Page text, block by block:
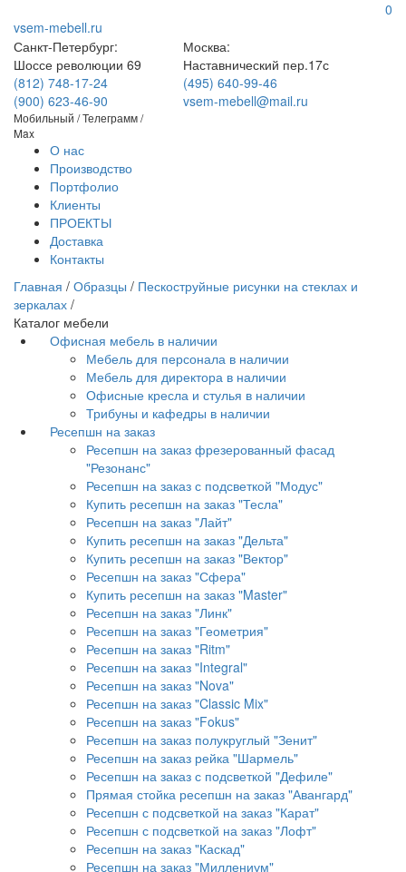
0
vsem-mebell.ru
Санкт-Петербург:
Шоссе революции 69
(812) 748-17-24
(900) 623-46-90
Мобильный / Телеграмм /
Max
Москва:
Наставнический пер.17с
(495) 640-99-46
vsem-mebell@mail.ru
О нас
Производство
Портфолио
Клиенты
ПРОЕКТЫ
Доставка
Контакты
Главная / Образцы / Пескоструйные рисунки на стеклах и
зеркалах /
Каталог мебели
Офисная мебель в наличии
Мебель для персонала в наличии
Мебель для директора в наличии
Офисные кресла и стулья в наличии
Трибуны и кафедры в наличии
Ресепшн на заказ
Ресепшн на заказ фрезерованный фасад
"Резонанс"
Ресепшн на заказ с подсветкой "Модус"
Купить ресепшн на заказ "Тесла"
Ресепшн на заказ "Лайт"
Купить ресепшн на заказ "Дельта"
Купить ресепшн на заказ "Вектор"
Ресепшн на заказ "Сфера"
Купить ресепшн на заказ "Master"
Ресепшн на заказ "Линк"
Ресепшн на заказ "Геометрия"
Ресепшн на заказ "Ritm"
Ресепшн на заказ "Integral"
Ресепшн на заказ "Nova"
Ресепшн на заказ "Classic Mix"
Ресепшн на заказ "Fokus"
Ресепшн на заказ полукруглый "Зенит"
Ресепшн на заказ рейка "Шармель"
Ресепшн на заказ с подсветкой "Дефиле"
Прямая стойка ресепшн на заказ "Авангард"
Ресепшн с подсветкой на заказ "Карат"
Ресепшн с подсветкой на заказ "Лофт"
Ресепшн на заказ "Каскад"
Ресепшн на заказ "Миллениум"